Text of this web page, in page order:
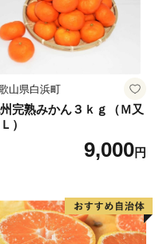
を中心として多くの方
伊予市にぜひ一度お越
山県白浜町
完熟みかん３ｋｇ（Ｍ又
）
9,000円